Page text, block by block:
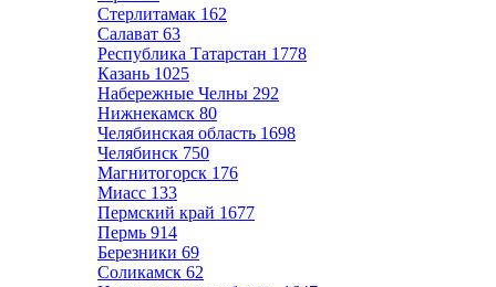
Стерлитамак 162
Салават 63
Республика Татарстан 1778
Казань 1025
Набережные Челны 292
Нижнекамск 80
Челябинская область 1698
Челябинск 750
Магнитогорск 176
Миасс 133
Пермский край 1677
Пермь 914
Березники 69
Соликамск 62